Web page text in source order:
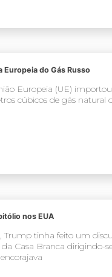
Europeia do Gás Russo
Europeia (UE) importou
cúbicos de gás natural
nos EUA
Trump tinha feito um
Casa Branca dirigindo-